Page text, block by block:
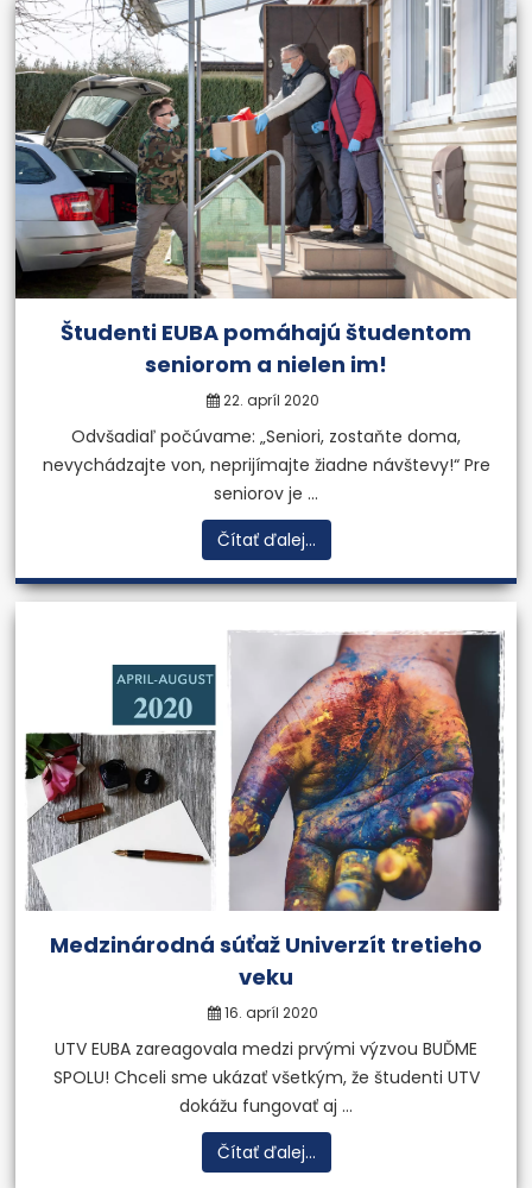
Študenti EUBA pomáhajú študentom
seniorom a nielen im!
22. apríl 2020
Odvšadiaľ počúvame: „Seniori, zostaňte doma,
nevychádzajte von, neprijímajte žiadne návštevy!“ Pre
seniorov je ...
Čítať ďalej...
Medzinárodná súťaž Univerzít tretieho
veku
16. apríl 2020
UTV EUBA zareagovala medzi prvými výzvou BUĎME
SPOLU! Chceli sme ukázať všetkým, že študenti UTV
dokážu fungovať aj ...
Čítať ďalej...